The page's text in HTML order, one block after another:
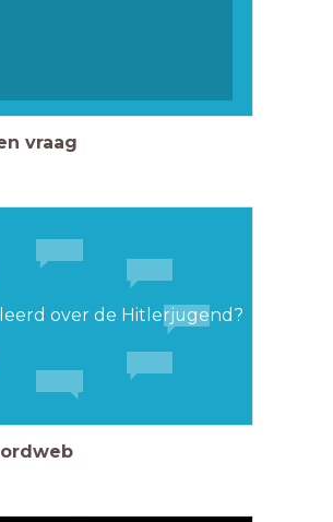
vraag
over de Hitlerjugend?